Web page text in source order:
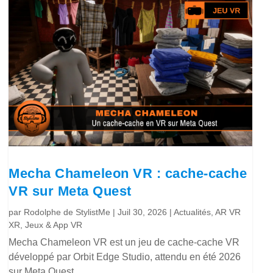
Mecha Chameleon VR : cache-cache
VR sur Meta Quest
par Rodolphe de StylistMe |Juil 30, 2026 |Actualités ,AR VR
XR ,Jeux & App VR
Mecha Chameleon VR est un jeu de cache-cache VR
développé par Orbit Edge Studio, attendu en été 2026